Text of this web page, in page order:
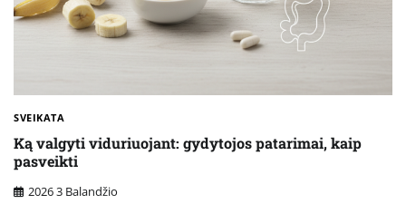
SVEIKATA
Ką valgyti viduriuojant: gydytojos patarimai, kaip
pasveikti
2026 3 Balandžio